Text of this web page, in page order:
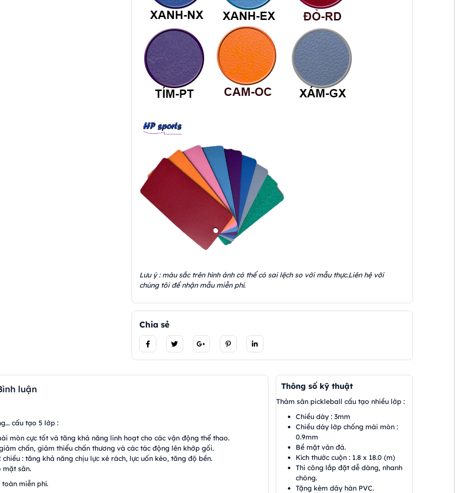
Lưu ý : màu sắc trên hình ảnh có thể có sai lệch so với mẫu thực.Liên hệ với
chúng tôi để nhận mẫu miễn phí.
Chia sẻ
luận
cấu tạo 5 lớp :
mòn cực tốt và tăng khả năng linh hoạt cho các vận động thể thao.
chấn, giảm thiểu chấn thương và các tác động lên khớp gối.
: tăng khả năng chịu lực xé rách, lực uốn kéo, tăng độ bền.
mặt sân.
miễn phí.
Thông số kỹ thuật
Thảm sân pickleball cấu tạo nhiều lớp :
Chiều dày : 3mm
Chiều dày lớp chống mài mòn :
0.9mm
Bề mặt vân đá.
Kích thước cuộn : 1.8 x 18.0 (m)
Thi công lắp đặt dễ dàng, nhanh
chóng.
Tặng kèm dây hàn PVC.